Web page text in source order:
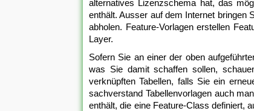
alternatives Lizenzschema hat, das
enthält. Ausser auf dem Internet bringen
abholen. Feature-Vorlagen erstellen
Layer.
Sofern Sie an einer der oben
was Sie damit schaffen sollen,
verknüpften Tabellen, falls Sie ein
sachverstand Tabellenvorlagen auch
enthält, die eine Feature-Class definiert,